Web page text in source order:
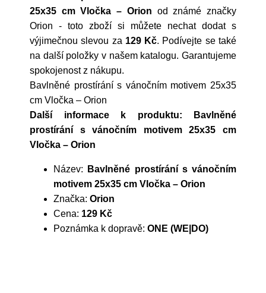
25x35 cm Vločka – Orion od známé značky
Orion - toto zboží si můžete nechat dodat s
výjimečnou slevou za 129 Kč. Podívejte se také
na další položky v našem katalogu. Garantujeme
spokojenost z nákupu.
Bavlněné prostírání s vánočním motivem 25x35
cm Vločka – Orion
Další informace k produktu: Bavlněné
prostírání s vánočním motivem 25x35 cm
Vločka – Orion
Název:
Bavlněné prostírání s vánočním
motivem 25x35 cm Vločka – Orion
Značka: Orion
Cena: 129 Kč
Poznámka k dopravě: ONE (WE|DO)